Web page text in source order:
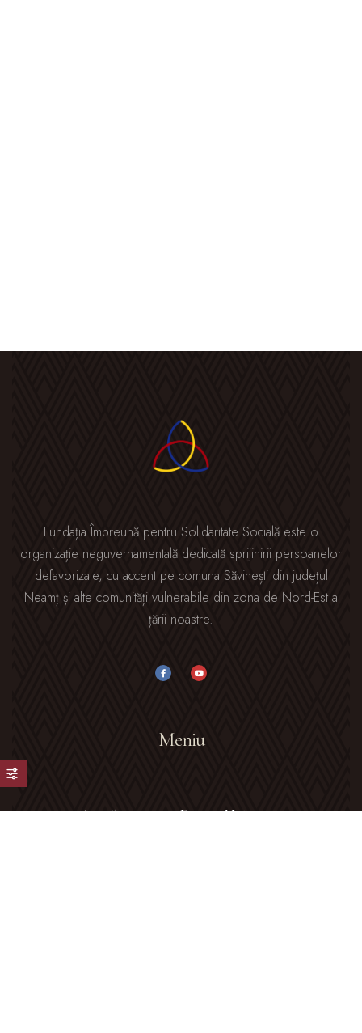
Fundația Împreună pentru Solidaritate Socială este o
organizație neguvernamentală dedicată sprijinirii persoanelor
defavorizate, cu accent pe comuna Săvinești din județul
Neamț și alte comunități vulnerabile din zona de Nord-Est a
țării noastre.
Meniu
Acasă
Despre Noi